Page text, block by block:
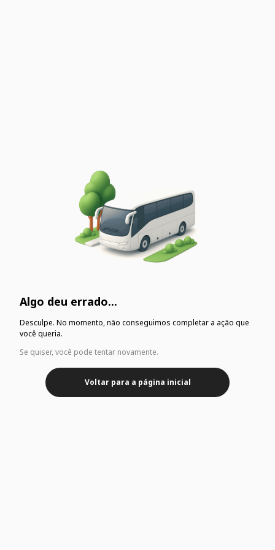
Algo deu errado...
Desculpe. No momento, não conseguimos completar a ação que
você queria.
Se quiser, você pode tentar novamente.
Voltar para a página inicial